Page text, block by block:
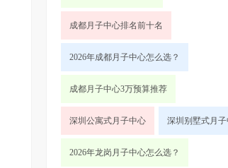
成都月子中心排名前十名
2026年成都月子中心怎么选？
成都月子中心3万预算推荐
深圳公寓式月子中心 深圳别墅式月
2026年龙岗月子中心怎么选？